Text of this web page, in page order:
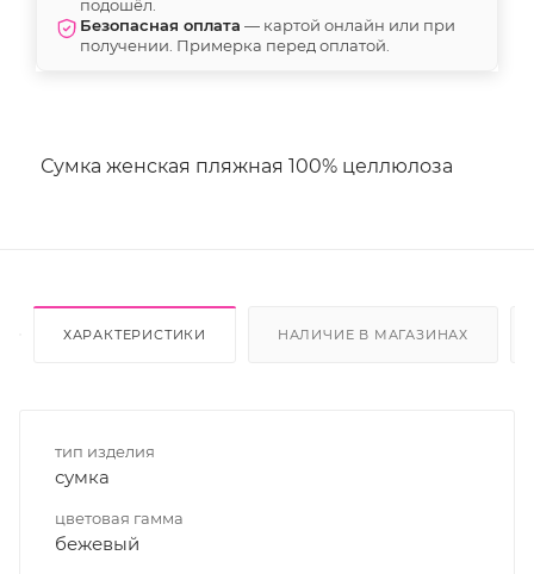
подошёл.
Безопасная оплата — картой онлайн или при
получении. Примерка перед оплатой.
Сумка женская пляжная 100% целлюлоза
ХАРАКТЕРИСТИКИ НАЛИЧИЕ В МАГАЗИНАХ
тип изделия
сумка
цветовая гамма
бежевый